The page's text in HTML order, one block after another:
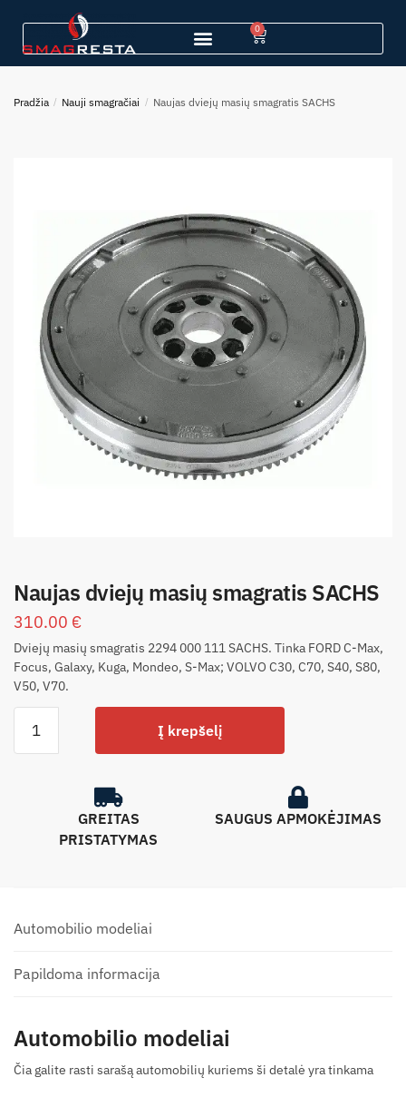
0
Pradžia / Nauji smagračiai / Naujas dviejų masių smagratis SACHS
Naujas dviejų masių smagratis SACHS
310.00 €
Dviejų masių smagratis 2294 000 111 SACHS. Tinka FORD C-Max,
Focus, Galaxy, Kuga, Mondeo, S-Max; VOLVO C30, C70, S40, S80,
V50, V70.
Į krepšelį
GREITAS
PRISTATYMAS
SAUGUS APMOKĖJIMAS
Automobilio modeliai
Papildoma informacija
Automobilio modeliai
Čia galite rasti sarašą automobilių kuriems ši detalė yra tinkama